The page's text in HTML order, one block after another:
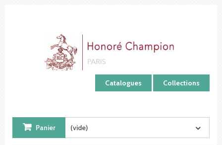
Catalogues Collections
Panier (vide)